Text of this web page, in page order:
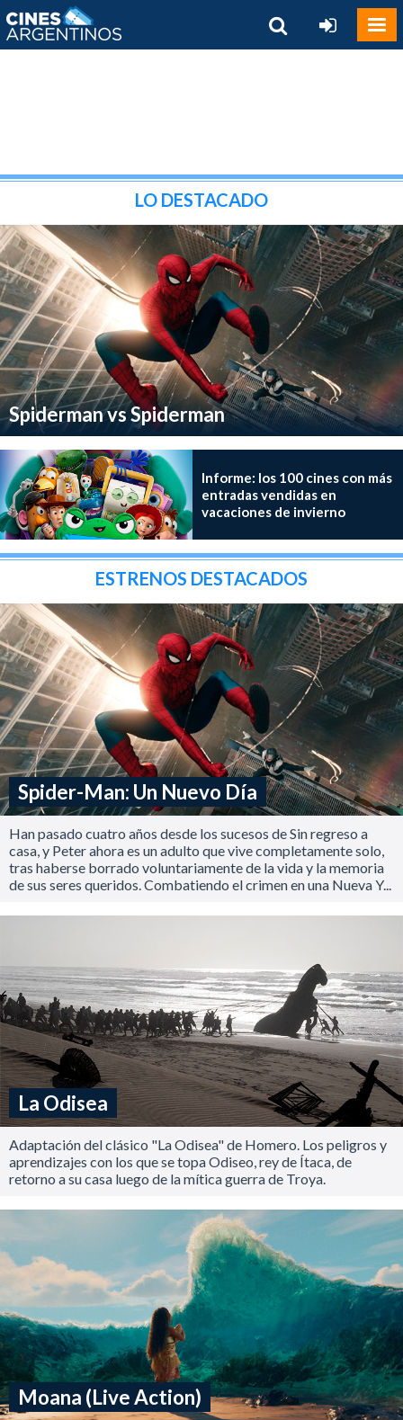
LO DESTACADO
Spiderman vs Spiderman
Informe: los 100 cines con más
entradas vendidas en
vacaciones de invierno
ESTRENOS DESTACADOS
Spider-Man: Un Nuevo Día
Han pasado cuatro años desde los sucesos de Sin regreso a
casa, y Peter ahora es un adulto que vive completamente solo,
tras haberse borrado voluntariamente de la vida y la memoria
de sus seres queridos. Combatiendo el crimen en una Nueva Y...
La Odisea
Adaptación del clásico "La Odisea" de Homero. Los peligros y
aprendizajes con los que se topa Odiseo, rey de Ítaca, de
retorno a su casa luego de la mítica guerra de Troya.
Moana (Live Action)